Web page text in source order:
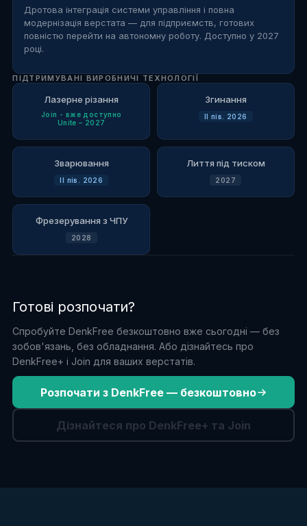
Дротова інтеграція системи управління і повна
модернізація верстата — для підприємств, готових
повністю перейти на автономну роботу. Доступно у 2027
році.
ПІДТРИМУВАНІ ВИРОБНИЧІ ТЕХНОЛОГІЇ
Лазерне різання
Join - вже доступно
Unite – 2027
Згинання
II пів. 2026
Зварювання
II пів. 2026
Лиття під тиском
2027
Фрезерування з ЧПУ
2028
Готові розпочати?
Спробуйте DenkFree безкоштовно вже сьогодні — без
зобов'язань, без обладнання. Або дізнайтесь про
DenkFree+ і Join для ваших верстатів.
Розпочати з DenkFree — безкоштовно
Дізнайтеся про DenkFree+ та Join